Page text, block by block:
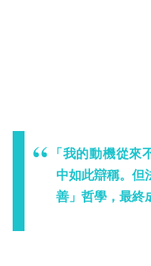
「我的動機從來
中如此辯稱。但
善」哲學，最終